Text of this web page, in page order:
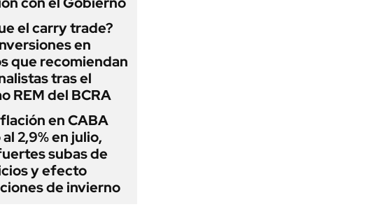
el carry trade?
en
que recomiendan
tras el
REM del BCRA
en CABA
2,9% en julio,
subas de
y efecto
de invierno